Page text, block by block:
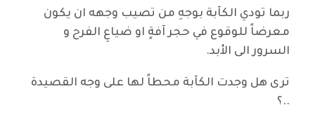
ربما تودي الكآبة بوجهِ من تصيب وجهه ان يكون
معرضاً للوقوع في حجر آفةٍ او ضياعِ الفرح و
السرور الى الأبد.
ترى هل وجدت الكآبة محطاً لها على وجه القصيدة
..؟